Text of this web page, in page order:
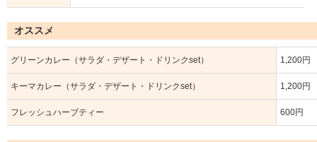
オススメ
グリーンカレー（サラダ・デザート・ドリンクset） 1,200円
キーマカレー（サラダ・デザート・ドリンクset） 1,200円
フレッシュハーブティー 600円